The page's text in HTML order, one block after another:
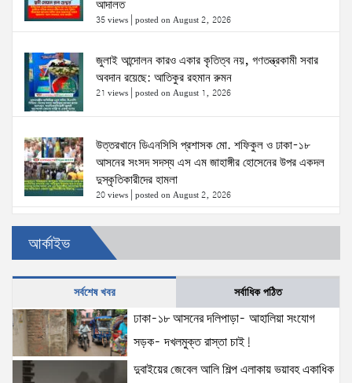
আদালত
35 views posted on August 2, 2026
জুলাই আন্দোলন কারও একার কৃতিত্ব নয়, গণতন্ত্রকামী সবার
অবদান রয়েছে: আতিকুর রহমান রুমন
21 views posted on August 1, 2026
উত্তরখানে ডিএনসিসি প্রশাসক মো. শফিকুল ও ঢাকা-১৮
আসনের সংসদ সদস্য এস এম জাহাঙ্গীর হোসেনের উপর একদল
দুস্কৃতিকারীদের হামলা
20 views posted on August 2, 2026
৫ আগস্টের স্মরণসভা সফল করতে প্রস্তুতি সভা অনুষ্ঠিত
19 views
দক্ষিণখানে সেই নারী চিকিৎসককে খুনের মামলায় গ্রেপ্তার তার
স্বামী সোহেল রানার দুই দিনের রিমান্ড আদালত
17 views posted on August 3, 2026
আর্কাইভ
সর্বশেষ খবর সর্বাধিক পঠিত
ঢাকা-১৮ আসনের দলিপাড়া- আহালিয়া সংযোগ
সড়ক- দখলমুক্ত রাস্তা চাই!
দুবাইয়ের জেবেল আলি শিল্প এলাকায় ভয়াবহ একাধিক